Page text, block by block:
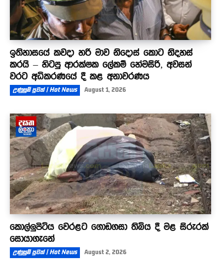
ඉතිහාසයේ කවදා හරි මාව නිදොස් කොට නිදහස්
කරයි – හිටපු ආරක්ෂක ලේකම් හේමසිරි, අවසන්
වරට අධිකරණයේ දී කළ අනාවරණය
උණුසුම් පුවත් | Hot News August 1, 2026
කොල්ලුපිටිය වෙරළට ගොඩගසා තිබිය දී මළ සිරුරක්
සොයාගැනේ
උණුසුම් පුවත් | Hot News August 2, 2026